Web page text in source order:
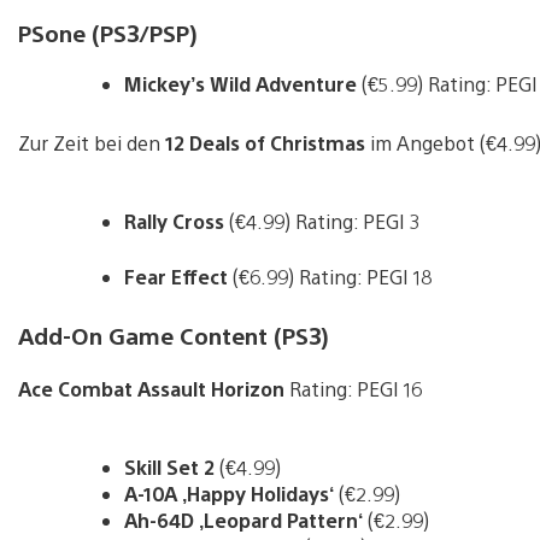
PSone (PS3/PSP)
Mickey’s Wild Adventure(€5.99) Rating:
Zur Zeit bei den 12 Deals of Christmas im Angebot (€4.99)
Rally Cross(€4.99) Rating: PEGI 3
Fear Effect (€6.99) Rating: PEGI 18
Add-On Game Content (PS3)
Ace Combat Assault Horizon Rating: PEGI 16
Skill Set 2(€4.99)
A-10A ‚Happy Holidays‘(€2.99)
Ah-64D ‚Leopard Pattern‘(€2.99)